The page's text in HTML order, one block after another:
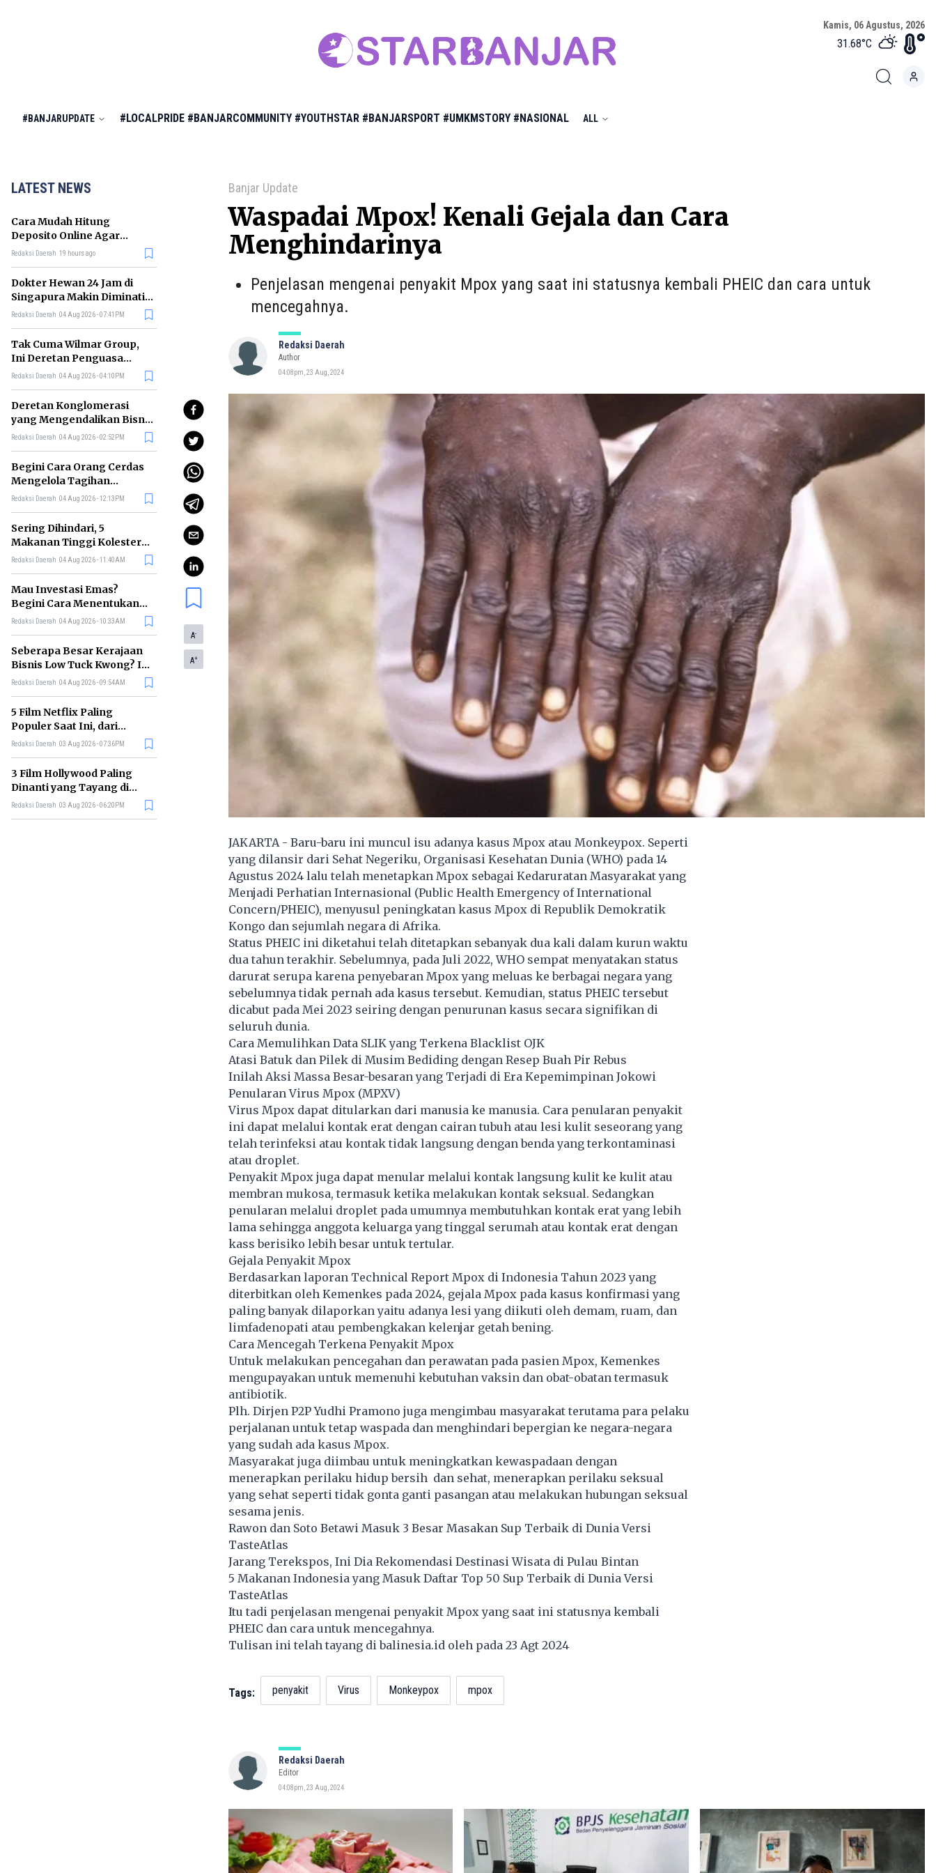
Kamis, 06 Agustus, 2026
31.68°C
#BANJARUPDATE #LOCALPRIDE #BANJARCOMMUNITY #YOUTHSTAR #BANJARSPORT #UMKMSTORY #NASIONAL ALL
LATEST NEWS
Cara Mudah Hitung
Deposito Online Agar
Untung dalam Jangka
Redaksi Daerah 19 hours ago
Dokter Hewan 24 Jam di
Singapura Makin Diminati,
Ini Alasannya
Redaksi Daerah 04 Aug 2026 - 07:41PM
Tak Cuma Wilmar Group,
Ini Deretan Penguasa
Bisnis Beras di Indonesia
Redaksi Daerah 04 Aug 2026 - 04:10PM
Deretan Konglomerasi
yang Mengendalikan Bisnis
Media Nasional, Siapa Saja?
Redaksi Daerah 04 Aug 2026 - 02:52PM
Begini Cara Orang Cerdas
Mengelola Tagihan
Bulanan agar Bebas Telat
Redaksi Daerah 04 Aug 2026 - 12:13PM
Sering Dihindari, 5
Makanan Tinggi Kolesterol
Ini Ternyata Menyehatkan
Redaksi Daerah 04 Aug 2026 - 11:40AM
Mau Investasi Emas?
Begini Cara Menentukan
Waktu Terbaik untuk
Redaksi Daerah 04 Aug 2026 - 10:33AM
Seberapa Besar Kerajaan
Bisnis Low Tuck Kwong? Ini
Pohon Usaha Pemilik BYAN
Redaksi Daerah 04 Aug 2026 - 09:54AM
5 Film Netflix Paling
Populer Saat Ini, dari
Thriller hingga Drama Seru
Redaksi Daerah 03 Aug 2026 - 07:36PM
3 Film Hollywood Paling
Dinanti yang Tayang di
Bioskop Agustus 2026
Redaksi Daerah 03 Aug 2026 - 06:20PM
Banjar Update
Waspadai Mpox! Kenali Gejala dan Cara
Menghindarinya
Penjelasan mengenai penyakit Mpox yang saat ini statusnya kembali PHEIC dan cara untuk
mencegahnya.
Redaksi Daerah
Author
04:08pm, 23 Aug, 2024
A-
A+
JAKARTA - Baru-baru ini muncul isu adanya kasus Mpox atau Monkeypox. Seperti
yang dilansir dari Sehat Negeriku, Organisasi Kesehatan Dunia (WHO) pada 14
Agustus 2024 lalu telah menetapkan Mpox sebagai Kedaruratan Masyarakat yang
Menjadi Perhatian Internasional (Public Health Emergency of International
Concern/PHEIC), menyusul peningkatan kasus Mpox di Republik Demokratik
Kongo dan sejumlah negara di Afrika.
Status PHEIC ini diketahui telah ditetapkan sebanyak dua kali dalam kurun waktu
dua tahun terakhir. Sebelumnya, pada Juli 2022, WHO sempat menyatakan status
darurat serupa karena penyebaran Mpox yang meluas ke berbagai negara yang
sebelumnya tidak pernah ada kasus tersebut. Kemudian, status PHEIC tersebut
dicabut pada Mei 2023 seiring dengan penurunan kasus secara signifikan di
seluruh dunia.
Cara Memulihkan Data SLIK yang Terkena Blacklist OJK
Atasi Batuk dan Pilek di Musim Bediding dengan Resep Buah Pir Rebus
Inilah Aksi Massa Besar-besaran yang Terjadi di Era Kepemimpinan Jokowi
Penularan Virus Mpox (MPXV)
Virus Mpox dapat ditularkan dari manusia ke manusia. Cara penularan penyakit
ini dapat melalui kontak erat dengan cairan tubuh atau lesi kulit seseorang yang
telah terinfeksi atau kontak tidak langsung dengan benda yang terkontaminasi
atau droplet.
Penyakit Mpox juga dapat menular melalui kontak langsung kulit ke kulit atau
membran mukosa, termasuk ketika melakukan kontak seksual. Sedangkan
penularan melalui droplet pada umumnya membutuhkan kontak erat yang lebih
lama sehingga anggota keluarga yang tinggal serumah atau kontak erat dengan
kass berisiko lebih besar untuk tertular.
Gejala Penyakit Mpox
Berdasarkan laporan Technical Report Mpox di Indonesia Tahun 2023 yang
diterbitkan oleh Kemenkes pada 2024, gejala Mpox pada kasus konfirmasi yang
paling banyak dilaporkan yaitu adanya lesi yang diikuti oleh demam, ruam, dan
limfadenopati atau pembengkakan kelenjar getah bening.
Cara Mencegah Terkena Penyakit Mpox
Untuk melakukan pencegahan dan perawatan pada pasien Mpox, Kemenkes
mengupayakan untuk memenuhi kebutuhan vaksin dan obat-obatan termasuk
antibiotik.
Plh. Dirjen P2P Yudhi Pramono juga mengimbau masyarakat terutama para pelaku
perjalanan untuk tetap waspada dan menghindari bepergian ke negara-negara
yang sudah ada kasus Mpox.
Masyarakat juga diimbau untuk meningkatkan kewaspadaan dengan
menerapkan perilaku hidup bersih dan sehat, menerapkan perilaku seksual
yang sehat seperti tidak gonta ganti pasangan atau melakukan hubungan seksual
sesama jenis.
Rawon dan Soto Betawi Masuk 3 Besar Masakan Sup Terbaik di Dunia Versi
TasteAtlas
Jarang Terekspos, Ini Dia Rekomendasi Destinasi Wisata di Pulau Bintan
5 Makanan Indonesia yang Masuk Daftar Top 50 Sup Terbaik di Dunia Versi
TasteAtlas
Itu tadi penjelasan mengenai penyakit Mpox yang saat ini statusnya kembali
PHEIC dan cara untuk mencegahnya.
Tulisan ini telah tayang dibalinesia.id oleh pada 23 Agt 2024
Tags: penyakit Virus Monkeypox mpox
Redaksi Daerah
Editor
04:08pm, 23 Aug, 2024